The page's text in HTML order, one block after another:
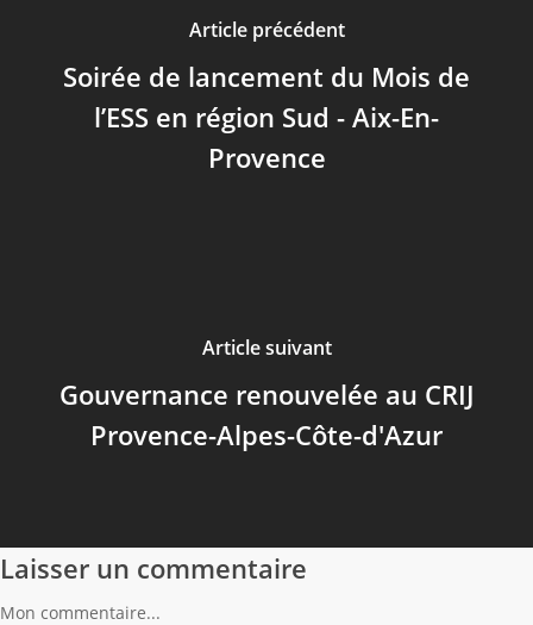
Article précédent
Soirée de lancement du Mois de
l’ESS en région Sud - Aix-En-
Provence
Article suivant
Gouvernance renouvelée au CRIJ
Provence-Alpes-Côte-d'Azur
Laisser un commentaire
Mon commentaire...